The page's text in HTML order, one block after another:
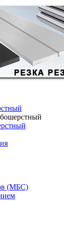
(МБС)